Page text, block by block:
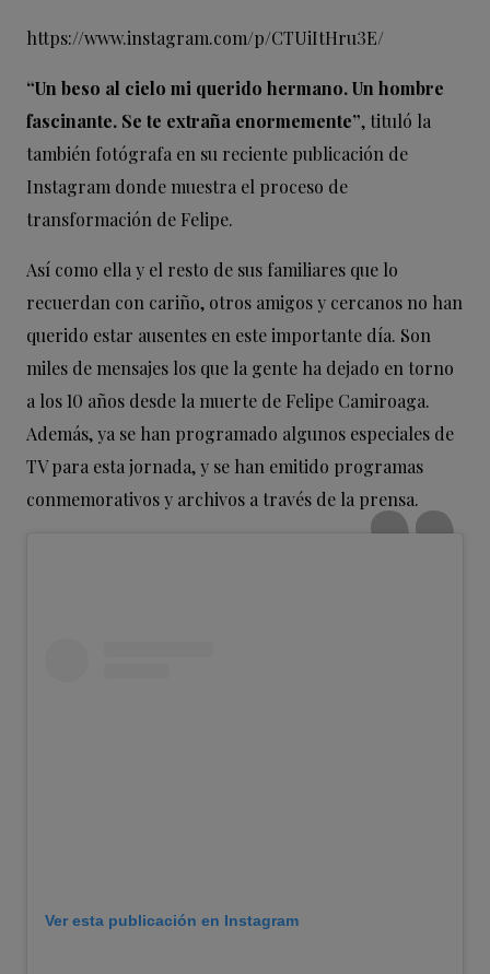
https://www.instagram.com/p/CTUiItHru3E/
“Un beso al cielo mi querido hermano. Un hombre
fascinante. Se te extraña enormemente”, tituló la
también fotógrafa en su reciente publicación de
Instagram donde muestra el proceso de
transformación de Felipe.
Así como ella y el resto de sus familiares que lo
recuerdan con cariño, otros amigos y cercanos no han
querido estar ausentes en este importante día. Son
miles de mensajes los que la gente ha dejado en torno
a los 10 años desde la muerte de Felipe Camiroaga.
Además, ya se han programado algunos especiales de
TV para esta jornada, y se han emitido programas
conmemorativos y archivos a través de la prensa.
Ver esta publicación en Instagram